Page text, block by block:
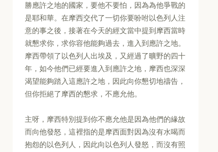
勝應許之地的國家，要他不要怕，因為為他爭戰的
是耶和華。在摩西交代了一切你要吩咐以色列人注
意的事之後，接著在今天的經文當中提到摩西當時
就懇求你，求你容他能夠過去，進入到應許之地。
摩西帶領了以色列人出埃及，又經過了曠野的四十
年，如今他們已經要進入到應許之地，摩西也深深
渴望能夠踏入這應許之地，因此向你懇切地禱告，
但你拒絕了摩西的懇求，不應允他。
主呀，摩西特別提到你不應允他是因為他們的緣故
而向他發怒，這裡指的是摩西面對因為沒有水喝而
抱怨的以色列人，因此向以色列人發怒，而沒有照